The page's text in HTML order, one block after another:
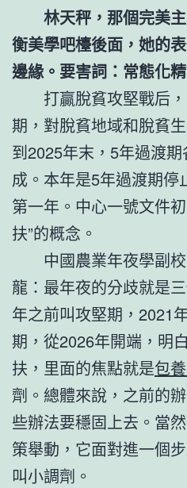
林天秤，那個完美
衡美學吧檯後面，她的
邊緣。要害詞：常態化
打贏脫貧攻堅戰后
期，對脫貧地域和脫貧
到2025年末，5年過渡
成。本年是5年過渡期停
第一年。中心一號文件
扶”的概念。
中國農業年夜學副
龍：最年夜的分歧就是
年之前叫攻堅期，2021
期，從2026年開端，明
扶，里面的焦點就是包
劑。總體來說，之前的
些辦法要穩固上去。當
策舉動，它面對進一個
叫小調劑。